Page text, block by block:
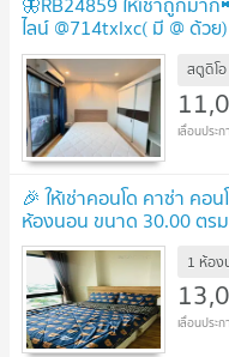
ไลน์ @714txlxc( มี @ ด้ว
สตูดิโอ
🎉 ให้เช่าคอนโด คาซ่า คอ
ห้องนอน ขนาด 30.00 ตร
1 ห้อง